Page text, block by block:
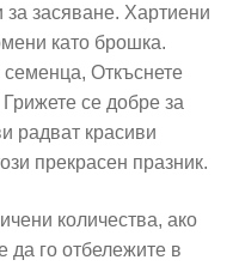
засяване. Хартиени
като брошка.
Откъснете
се добре за
радват красиви
прекрасен празник.
количества, ако
да го отбележите в